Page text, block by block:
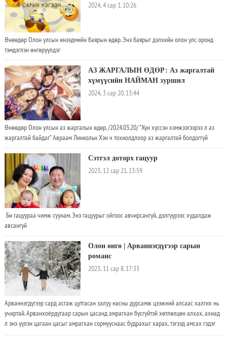
2024, 4 сар 1. 10:26
Өнөөдөр Олон улсын инээдмийн баярын өдөр. Энэ баярыг дэлхийн олон улс оронд
тэмдэглэн өнгөрүүлдэг
АЗ ЖАРГАЛЫН ӨДӨР: Аз жаргалтай
хүмүүсийн НАЙМАН зуршил
2024, 3 сар 20. 13:44
Өнөөдөр Олон улсын аз жаргалын өдөр. /2024.03.20/ "Хүн хүссэн хэмжээгээрээ л аз
жаргалтай байдаг" Авраам Линкольн Хэн ч тохиолдлоор аз жаргалтай болдоггүй
Сэтгэл доторх гацуур
2023, 12 сар 21. 13:59
Би гацуураа чимж суунам. Энэ гацуурыг ойгоос авчирсангүй, дэлгүүрээс худалдаж
авсангүй
Олон өнгө | Арваннэгдүгээр сарын
романс
2023, 11 сар 8. 17:33
Арваннэгдүгээр сард асгаж цутгасан залуу насны дурсамж цээжний алсаас халгих нь
учиртай. Арванхоёрдугаар сарын цасанд амрагхан бүсгүйтэй хөтлөлцөн алхах, ахиад
л энэ үүлэн цагаан цасыг амрагхан сормууснаас будрахыг харах, тэгээд амсах гэдэг